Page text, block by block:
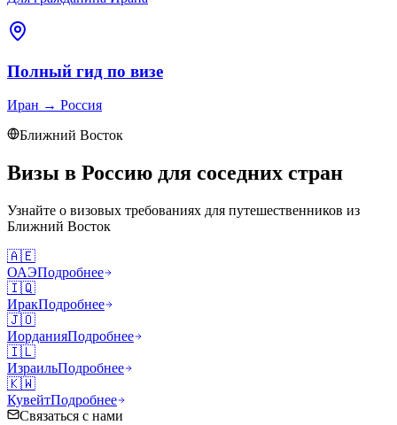
Полный гид по визе
Иран → Россия
Ближний Восток
Визы в Россию для соседних стран
Узнайте о визовых требованиях для путешественников из
Ближний Восток
🇦🇪
ОАЭПодробнее
🇮🇶
ИракПодробнее
🇯🇴
ИорданияПодробнее
🇮🇱
ИзраильПодробнее
🇰🇼
КувейтПодробнее
Связаться с нами